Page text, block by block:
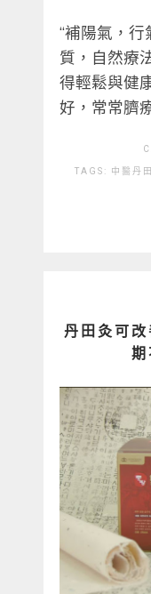
“補陽氣，行
質，自然療
得輕鬆與健
好，常常臍
TAGS: 中醫 丹
丹田灸‏可改善水腫型肥胖、經痛、經
期